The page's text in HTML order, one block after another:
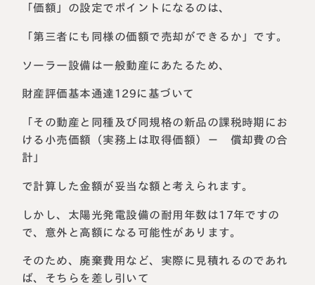
私たちについて
税理士紹介
法人情報
相続コラム
セミナー
円満相続ちゃんねる
円満相続塾（受講生募集中）
「価額」の設定でポイントになるのは、
「第三者にも同様の価額で売却ができるか」です。
ソーラー設備は一般動産にあたるため、
財産評価基本通達129に基づいて
「その動産と同種及び同規格の新品の課税時期にお
ける小売価額（実務上は取得価額）－ 償却費の合
計」
で計算した金額が妥当な額と考えられます。
しかし、太陽光発電設備の耐用年数は17年ですの
で、意外と高額になる可能性があります。
そのため、廃棄費用など、実際に見積れるのであれ
ば、そちらを差し引いて